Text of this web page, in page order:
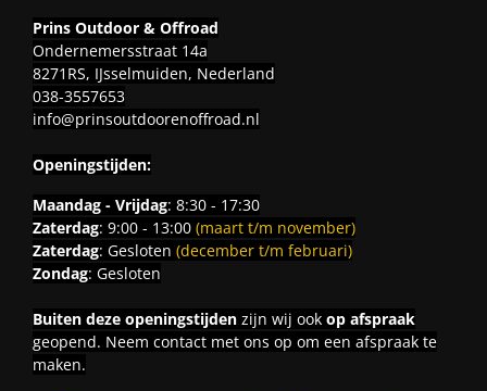
Prins Outdoor & Offroad
Ondernemersstraat 14a
8271RS, IJsselmuiden, Nederland
038-3557653
info@prinsoutdoorenoffroad.nl
Openingstijden:
Maandag - Vrijdag: 8:30 - 17:30
Zaterdag: 9:00 - 13:00 (maart t/m november)
Zaterdag: Gesloten (december t/m februari)
Zondag: Gesloten
Buiten deze openingstijdenzijn wij ook op afspraak
geopend. Neem contact met ons op om een afspraak te
maken.